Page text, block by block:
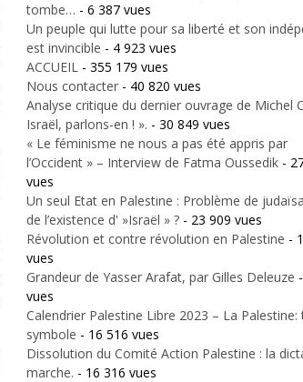
tombe… - 6 387 vues
Un peuple qui lutte pour sa liberté et son
est invincible - 4 923 vues
ACCUEIL - 355 179 vues
Nous contacter - 40 820 vues
Analyse critique du dernier ouvrage de Michel
Israël, parlons-en ! ». - 30 849 vues
« Le féminisme ne nous a pas été appris par
l’Occident » – Interview de Fatma Oussedik -
vues
Un seul Etat en Palestine : Problème de
de l’existence d' »Israël » ? - 23 909 vues
Révolution et contre révolution en Palestine -
vues
Grandeur de Yasser Arafat, par Gilles Deleuze
vues
Calendrier Palestine Libre 2023 – La
symbole - 16 516 vues
Dissolution du Comité Action Palestine : la
marche. - 16 316 vues